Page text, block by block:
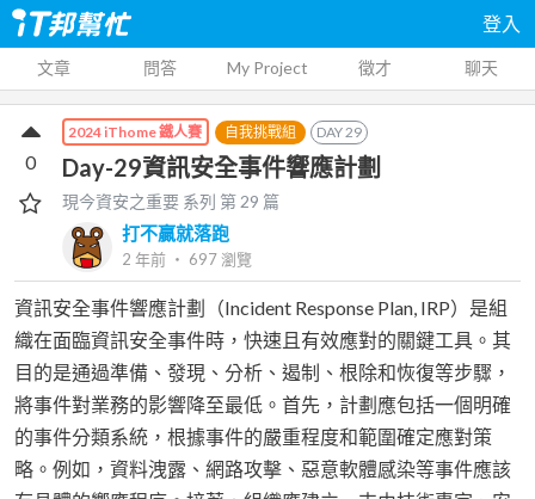
登入
文章 問答 My Project 徵才 聊天
2024 iThome 鐵人賽 自我挑戰組 DAY29
Day-29資訊安全事件響應計劃
現今資安之重要 系列 第29 篇
打不贏就落跑
2 年前 ‧ 697瀏覽
0
資訊安全事件響應計劃（Incident Response Plan, IRP）是組
織在面臨資訊安全事件時，快速且有效應對的關鍵工具。其
目的是通過準備、發現、分析、遏制、根除和恢復等步驟，
將事件對業務的影響降至最低。首先，計劃應包括一個明確
的事件分類系統，根據事件的嚴重程度和範圍確定應對策
略。例如，資料洩露、網路攻擊、惡意軟體感染等事件應該